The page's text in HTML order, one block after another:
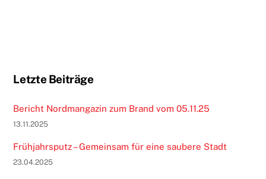
Letzte Beiträge
Bericht Nordmangazin zum Brand vom 05.11.25
13.11.2025
Frühjahrsputz – Gemeinsam für eine saubere Stadt
23.04.2025